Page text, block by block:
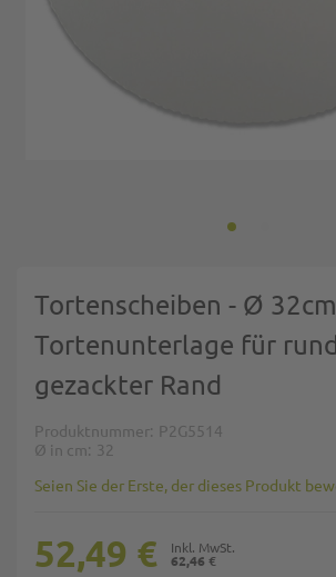
Tortenscheiben - Ø
Tortenunterlage für
gezackter Rand
Produktnummer P2G5514
Ø in cm
32
Seien Sie der Erste, der dieses Produkt
62,46 €
52,49 €